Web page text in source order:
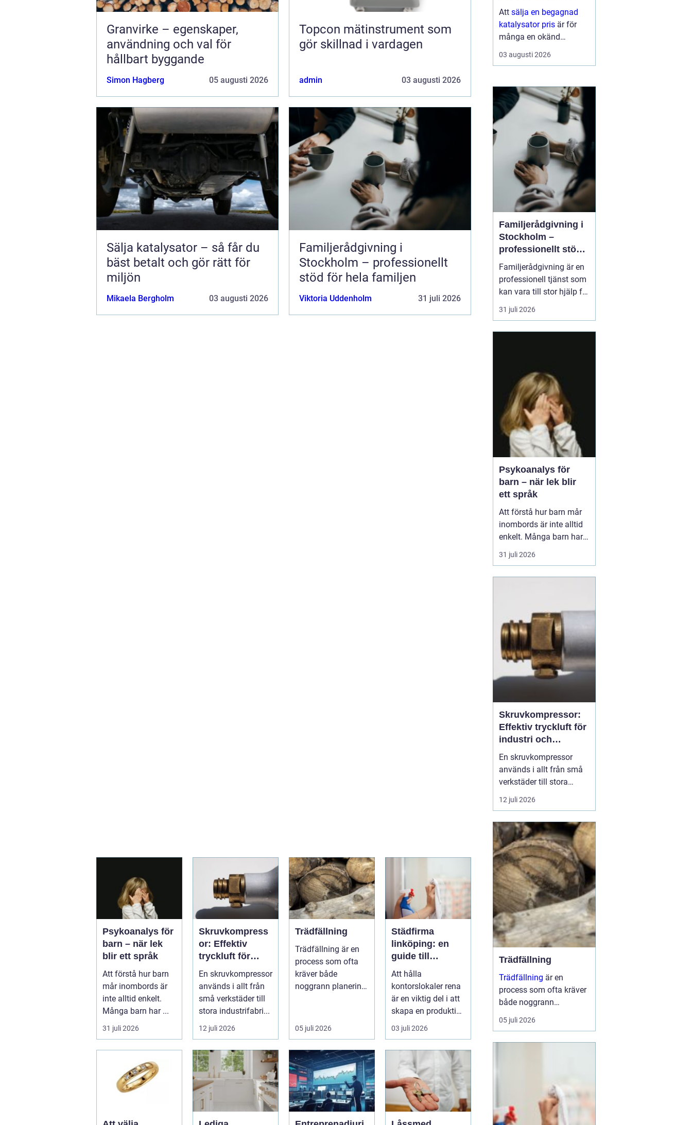
Granvirke – egenskaper,
användning och val för
hållbart byggande
Simon Hagberg 05 augusti 2026
Topcon mätinstrument som
gör skillnad i vardagen
admin 03 augusti 2026
Sälja katalysator – så får du
bäst betalt och gör rätt för
miljön
Mikaela Bergholm 03 augusti 2026
Familjerådgivning i
Stockholm – professionellt
stöd för hela familjen
Viktoria Uddenholm 31 juli 2026
Psykoanalys för
barn – när lek
blir ett språk
Att förstå hur barn
mår inombords är
inte alltid enkelt.
Många barn har ...
31 juli 2026
Skruvkompress
or: Effektiv
tryckluft för
industri och
verkstad
En skruvkompressor
används i allt från
små verkstäder till
stora industrifabri...
12 juli 2026
Trädfällning
Trädfällning är en
process som ofta
kräver både
noggrann planering
05 juli 2026
Städfirma
linköping: en
guide till
professionell
städning
Att hålla
kontorslokaler rena
är en viktig del i att
skapa en produktiv
och hälsosam
arbetsmiljö. En...
03 juli 2026
miljön
Att sälja en begagnad
katalysator pris är för
många en okänd
möjlighet. De flesta
tänker på den som skrot
03 augusti 2026
Familjerådgivning i
Stockholm –
professionellt stöd
för hela familjen
Familjerådgivning är en
professionell tjänst som
kan vara till stor hjälp för
par och familjer som
står inför utmaningar
31 juli 2026
Psykoanalys för
barn – när lek blir
ett språk
Att förstå hur barn mår
inombords är inte alltid
enkelt. Många barn har
svårt att sätta ord på
känslor, rädslor och oro. I
31 juli 2026
Skruvkompressor:
Effektiv tryckluft för
industri och
verkstad
En skruvkompressor
används i allt från små
verkstäder till stora
industrifabriker för att
skapa tryckluft på ett
energieffektivt sätt. Till
skillnad från många
enklare kompressorer
är...
12 juli 2026
Trädfällning
Trädfällning är en
process som ofta kräver
både noggrann
planering och
expertkunskap. Det
05 juli 2026